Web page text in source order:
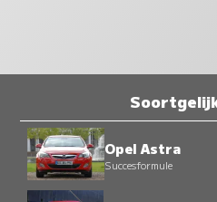
Opel Astra
Succesformule